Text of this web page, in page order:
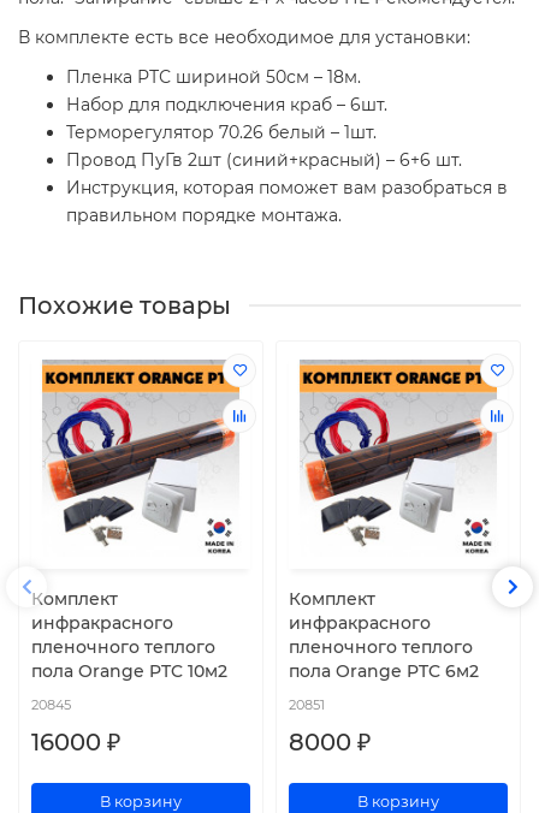
В комплекте есть все необходимое для установки:
Пленка РТС шириной 50см – 18м.
Набор для подключения краб – 6шт.
Терморегулятор 70.26 белый – 1шт.
Провод ПуГв 2шт (синий+красный) – 6+6 шт.
Инструкция, которая поможет вам разобраться в
правильном порядке монтажа.
Похожие товары
Комплект
инфракрасного
пленочного теплого
пола Orange PTC 10м2
20845
16000 ₽
В корзину
Комплект
инфракрасного
пленочного теплого
пола Orange PTC 6м2
20851
8000 ₽
В корзину